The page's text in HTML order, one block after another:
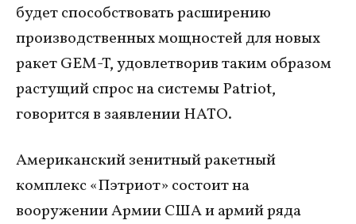
будет способствовать расширению
производственных мощностей для новых
ракет GEM-T, удовлетворив таким образом
растущий спрос на системы Patriot,
говорится в заявлении НАТО.
Американский зенитный ракетный
комплекс «Пэтриот» состоит на
вооружении Армии США и армий ряда